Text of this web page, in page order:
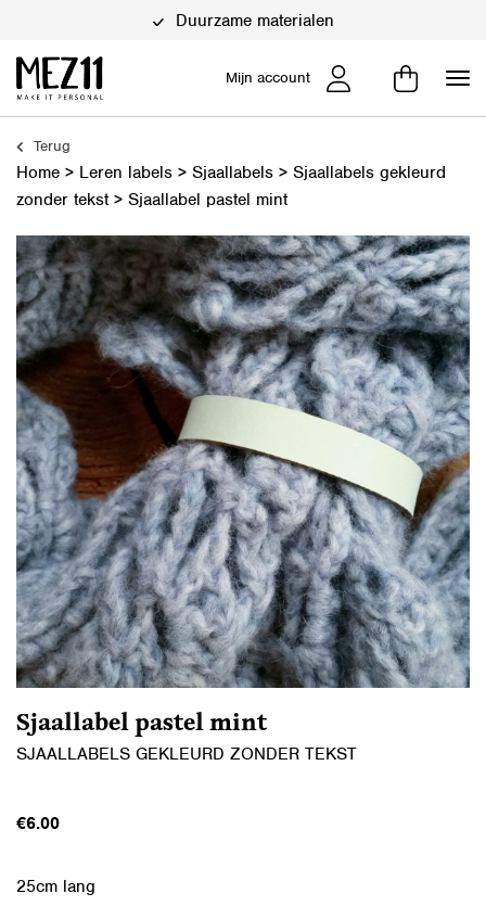
Duurzame materialen
Mijn account
Terug
Home > Leren labels > Sjaallabels > Sjaallabels gekleurd
zonder tekst> Sjaallabel pastel mint
Sjaallabel pastel mint
SJAALLABELS GEKLEURD ZONDER TEKST
€6.00
25cm lang